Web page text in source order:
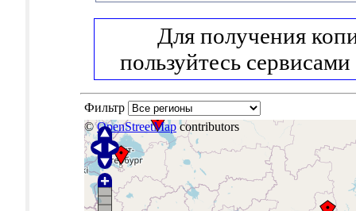
Для получения
пользуйтесь сервисами
Фильтр
©OpenStreetMapcontributors